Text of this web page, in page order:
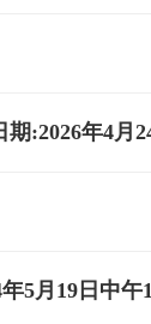
期:2026年4月
年5月19日中午